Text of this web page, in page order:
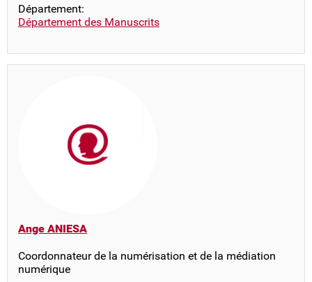
Département:
Département des Manuscrits
Ange ANIESA
Coordonnateur de la numérisation et de la médiation
numérique